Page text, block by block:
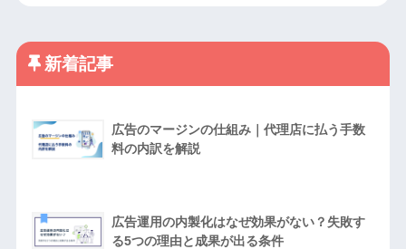
新着記事
広告のマージンの仕組み｜代理店に払う手数
料の内訳を解説
広告運用の内製化はなぜ効果がない？失敗す
る5つの理由と成果が出る条件